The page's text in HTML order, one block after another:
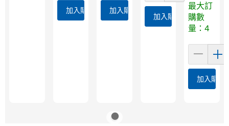
加入購物車 加入購物車
加入購物車
最大訂
購數
量：4
加入購物